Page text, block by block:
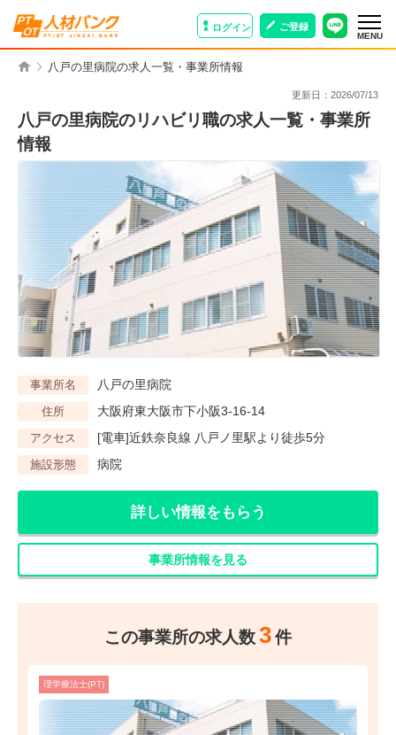
ログイン ご登録
MENU
八戸の里病院の求人一覧・事業所情報
更新日： 2026/07/13
八戸の里病院のリハビリ職の求人一覧・事業所
情報
事業所名 八戸の里病院
住所 大阪府東大阪市下小阪3-16-14
アクセス [電車]近鉄奈良線 八戸ノ里駅より徒歩5分
施設形態 病院
詳しい情報をもらう
事業所情報を見る
この事業所の求人数3件
理学療法士(PT)